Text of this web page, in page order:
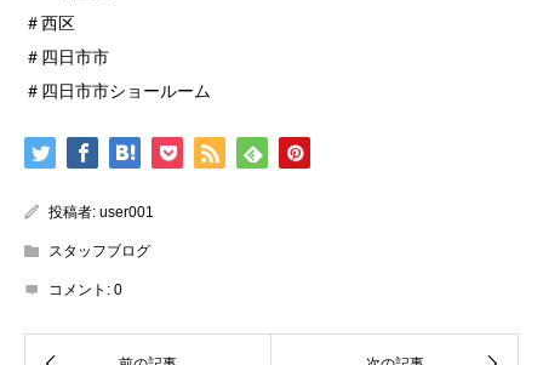
＃西区
＃四日市市
＃四日市市ショールーム
投稿者: user001
スタッフブログ
コメント: 0